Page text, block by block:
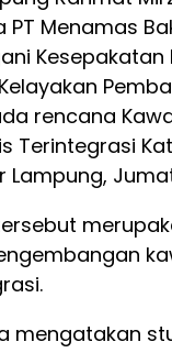
Menamas
Kesepakatan
rencana
Terintegrasi
Lampung,
mengatakan